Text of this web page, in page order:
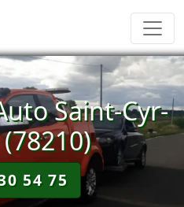
Saint-Cyr-
54 75